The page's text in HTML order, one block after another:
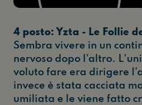
4 posto: Yzta - Le Follie
Sembra vivere in un
nervoso dopo l'altro.
voluto fare era dirigere
invece è stata cacciata
umiliata e le viene fatto